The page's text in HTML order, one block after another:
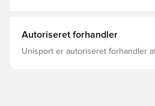
Autoriseret forhandler
Unisport er autoriseret forhandler